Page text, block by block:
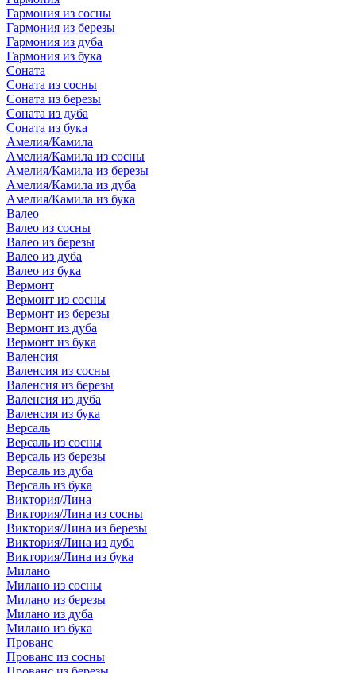
Гармония из сосны
Гармония из березы
Гармония из дуба
Гармония из бука
Соната
Соната из сосны
Соната из березы
Соната из дуба
Соната из бука
Амелия/Камила
Амелия/Камила из сосны
Амелия/Камила из березы
Амелия/Камила из дуба
Амелия/Камила из бука
Валео
Валео из сосны
Валео из березы
Валео из дуба
Валео из бука
Вермонт
Вермонт из сосны
Вермонт из березы
Вермонт из дуба
Вермонт из бука
Валенсия
Валенсия из сосны
Валенсия из березы
Валенсия из дуба
Валенсия из бука
Версаль
Версаль из сосны
Версаль из березы
Версаль из дуба
Версаль из бука
Виктория/Лина
Виктория/Лина из сосны
Виктория/Лина из березы
Виктория/Лина из дуба
Виктория/Лина из бука
Милано
Милано из сосны
Милано из березы
Милано из дуба
Милано из бука
Прованс
Прованс из сосны